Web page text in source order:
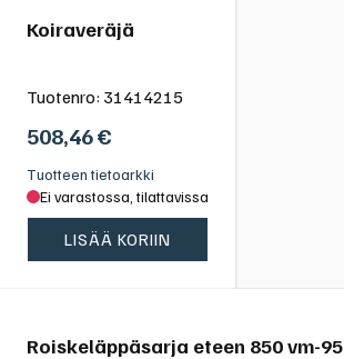
Koiraveräjä
Tuotenro: 31414215
508,46€
Tuotteen tietoarkki
Ei varastossa, tilattavissa
LISÄÄ KORIIN
Roiskeläppäsarja eteen 850 vm-95